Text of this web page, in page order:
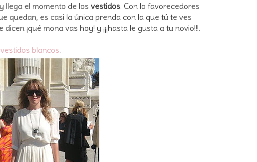
y llega el momento de los vestidos. Con lo favorecedores
quedan, es casi la única prenda con la que tú te ves
¡qué mona vas hoy! y ¡¡¡hasta le gusta a tu novio!!!.
blancos.